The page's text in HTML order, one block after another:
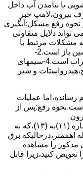
یا نیامدن آب داخل
ﺑﯿﺮون،ﻻﻣﭗ ﺧﺒﺮ
نحوه رﻓﻊ مشکل:آبگیری
تواند دلایل متفاوتی
مشکلات مرتبط با
آبگیری لباسشویی مراجعه کنید.1-درب ﻣﺎﺷﯿﻦ ﺑﺎز اﺳﺖ.2-
ﻣﯿﮑﺮوﺳﻮﺋﯿﭻ ﺧﺮاب اﺳﺖ.3-ﻫﯿﺪرواﺳﺘﺎت ﺧﺮاب اﺳﺖ.4-سیمهای
و ﺷﯿﺮ
رﺳﺎﻧﺪه،اﻣﺎ ﻋﻤﻠﯿﺎت
ﺧﺮاب اﺳﺖ.نحوه رﻓﻊ:ﭘﺲ از
ﻫﯿﺪرواﺳﺘﺎت،میبایست ﮐﻨﺘﺎﮐﺖ ﻣﺸﺘﺮک شماره (۱۱)به (۱۳)،ﮐﻪ ﺑﻪ
ﺑﺮق
ﻣﺬﮐﻮر را ﻣﺸﺎﻫﺪه
ﺗﻌﻮﯾﺾ ﮐﻨﯿﺪ،زﯾﺮا قابل